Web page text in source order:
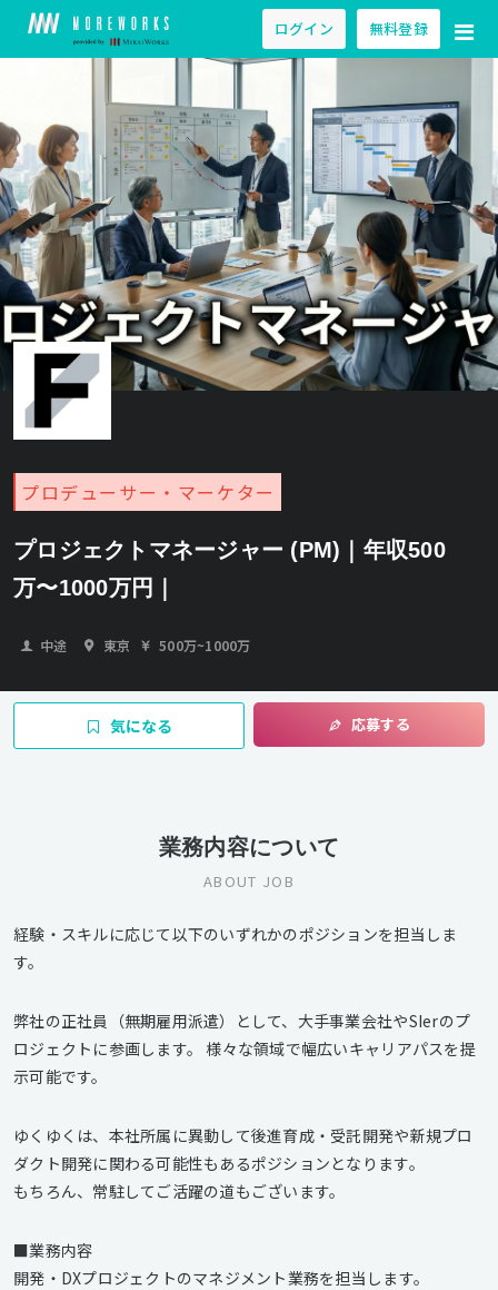
ログイン 無料登録
プロデューサー・マーケター
プロジェクトマネージャー (PM)｜年収500
万〜1000万円｜
中途 東京 500万~1000万
気になる 応募する
業務内容について
ABOUT JOB
経験・スキルに応じて以下のいずれかのポジションを担当しま
す。
弊社の正社員（無期雇用派遣）として、大手事業会社やSIerのプ
ロジェクトに参画します。 様々な領域で幅広いキャリアパスを提
示可能です。
ゆくゆくは、本社所属に異動して後進育成・受託開発や新規プロ
ダクト開発に関わる可能性もあるポジションとなります。
もちろん、常駐してご活躍の道もございます。
■業務内容
開発・DXプロジェクトのマネジメント業務を担当します。